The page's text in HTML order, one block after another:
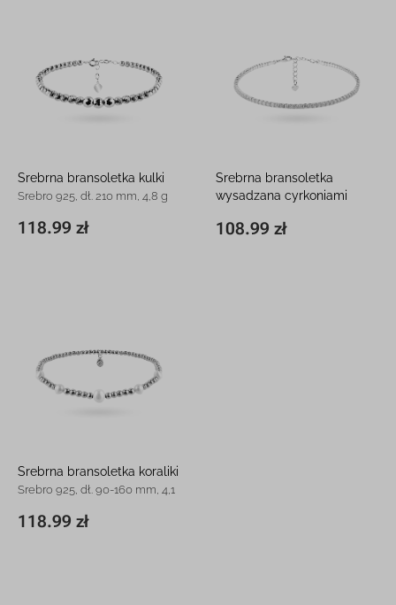
Srebrna bransoletka kulki
Srebro 925, dł. 210 mm, 4,8 g
118.99 zł
210 x 4,9 mm
Srebrna bransoletka
wysadzana cyrkoniami
108.99 zł
220 x 2 mm
Srebrna bransoletka koraliki
Srebro 925, dł. 90-160 mm, 4,1
118.99 zł
160 x 5,9 mm